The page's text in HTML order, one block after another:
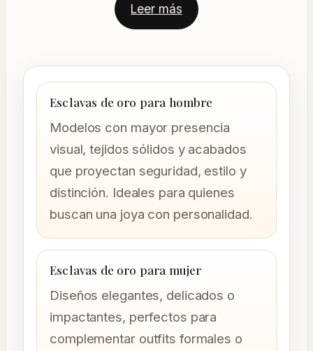
Leer más
Esclavas de oro para hombre
Modelos con mayor presencia
visual, tejidos sólidos y acabados
que proyectan seguridad, estilo y
distinción. Ideales para quienes
buscan una joya con personalidad.
Esclavas de oro para mujer
Diseños elegantes, delicados o
impactantes, perfectos para
complementar outfits formales o